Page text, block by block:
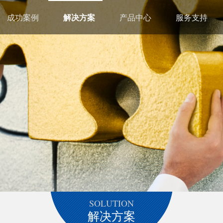
成功案例 解决方案 产品中心 服务支持
SOLUTION
解决方案